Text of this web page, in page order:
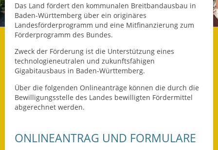
Geschichte und
Gegenwart
Was die Alten noch
wussten!
Wagner-Werkstatt
Informationsbroschüre
Leichte Sprache
Das Land fördert den kommunalen Breitbandausbau in
Baden-Württemberg über ein originäres
Landesförderprogramm und eine Mitfinanzierung zum
Förderprogramm des Bundes.
Zweck der Förderung ist die Unterstützung eines
technologieneutralen und zukunftsfähigen
Gigabitausbaus in Baden-Württemberg.
Über die folgenden Onlineanträge können die durch die
Bewilligungsstelle des Landes bewilligten Fördermittel
abgerechnet werden.
ONLINEANTRAG UND FORMULARE